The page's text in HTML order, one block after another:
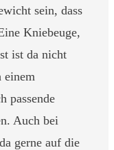
sein, dass
Kniebeuge,
ist da nicht
einem
passende
Auch bei
gerne auf die